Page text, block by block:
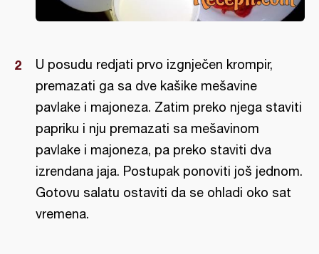
U posudu redjati prvo izgnječen krompir,
premazati ga sa dve kašike mešavine
pavlake i majoneza. Zatim preko njega staviti
papriku i nju premazati sa mešavinom
pavlake i majoneza, pa preko staviti dva
izrendana jaja. Postupak ponoviti još jednom.
Gotovu salatu ostaviti da se ohladi oko sat
vremena.